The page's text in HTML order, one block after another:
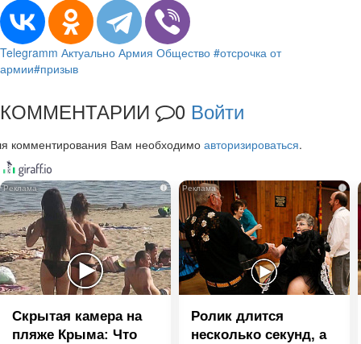
Telegramm Актуально Армия Общество #отсрочка от
армии#призыв
КОММЕНТАРИИ 0 Войти
комментирования Вам необходимо авторизироваться.
i
Скрытая камера на
пляже Крыма: Что
i
Ролик длится
несколько секунд, а